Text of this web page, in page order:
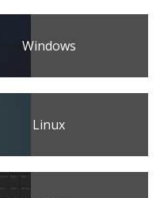
Windows
Linux